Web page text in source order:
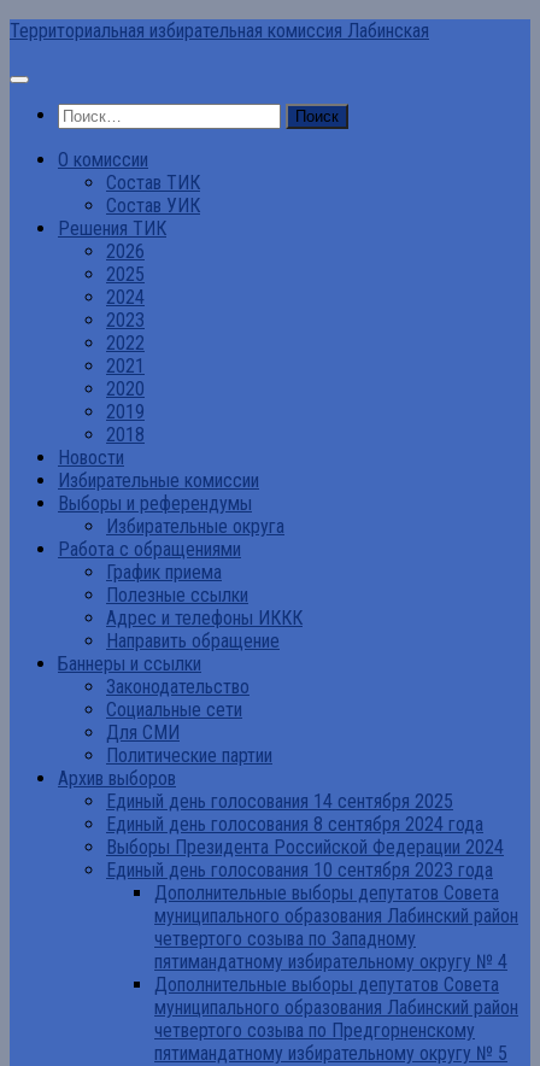
Перейти
содержимому
Территориальная избирательная комиссия Лабинская
Найти:
О комиссии
Состав ТИК
Состав УИК
Решения ТИК
2026
2025
2024
2023
2022
2021
2020
2019
2018
Новости
Избирательные комиссии
Выборы и референдумы
Избирательные округа
Работа с обращениями
График приема
Полезные ссылки
Адрес и телефоны ИККК
Направить обращение
Баннеры и ссылки
Законодательство
Социальные сети
Для СМИ
Политические партии
Архив выборов
Единый день голосования 14 сентября 2025
Единый день голосования 8 сентября 2024 года
Выборы Президента Российской Федерации 2024
Единый день голосования 10 сентября 2023 года
Дополнительные выборы депутатов Совета
муниципального образования Лабинский район
четвертого созыва по Западному
пятимандатному избирательному округу № 4
Дополнительные выборы депутатов Совета
муниципального образования Лабинский район
четвертого созыва по Предгорненскому
пятимандатному избирательному округу № 5